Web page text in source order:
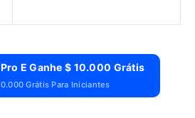
E Ganhe $ 10.000 Grátis
Grátis Para Iniciantes